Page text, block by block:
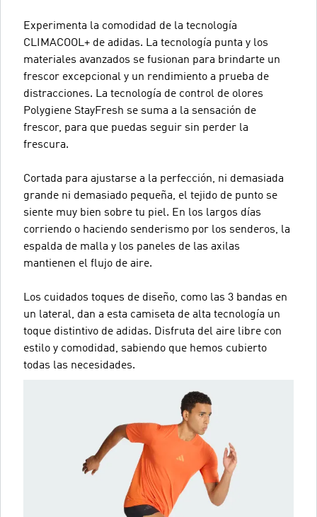
Experimenta la comodidad de la tecnología
CLIMACOOL+ de adidas. La tecnología punta y los
materiales avanzados se fusionan para brindarte un
frescor excepcional y un rendimiento a prueba de
distracciones. La tecnología de control de olores
Polygiene StayFresh se suma a la sensación de
frescor, para que puedas seguir sin perder la
frescura.
Cortada para ajustarse a la perfección, ni demasiada
grande ni demasiado pequeña, el tejido de punto se
siente muy bien sobre tu piel. En los largos días
corriendo o haciendo senderismo por los senderos, la
espalda de malla y los paneles de las axilas
mantienen el flujo de aire.
Los cuidados toques de diseño, como las 3 bandas en
un lateral, dan a esta camiseta de alta tecnología un
toque distintivo de adidas. Disfruta del aire libre con
estilo y comodidad, sabiendo que hemos cubierto
todas las necesidades.